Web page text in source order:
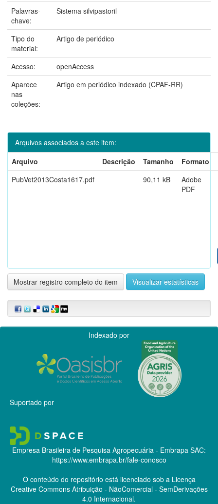
Palavras-
chave:
Sistema silvipastoril
Tipo do
material:
Artigo de periódico
Acesso:
openAccess
Aparece
nas
coleções:
Artigo em periódico indexado (CPAF-RR)
Arquivos associados a este item:
Arquivo
Descrição Tamanho
Formato
PubVet2013Costa1617.pdf
90,11 kB
Adobe
PDF
Mostrar registro completo do item Visualizar estatísticas
Indexado por
Suportado por
Empresa Brasileira de Pesquisa Agropecuária - Embrapa SAC:
https://www.embrapa.br/fale-conosco
O conteúdo do repositório está licenciado sob a Licença
Creative CommonsAtribuição - NãoComercial - SemDerivações
4.0 Internacional.